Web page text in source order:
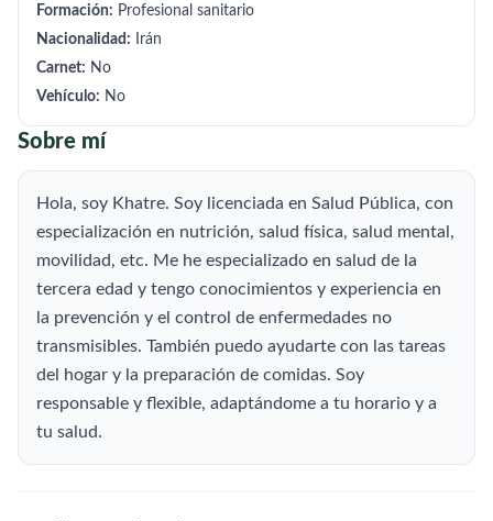
Formación: Profesional sanitario
Nacionalidad: Irán
Carnet: No
Vehículo: No
Sobre mí
Hola, soy Khatre. Soy licenciada en Salud Pública, con
especialización en nutrición, salud física, salud mental,
movilidad, etc. Me he especializado en salud de la
tercera edad y tengo conocimientos y experiencia en
la prevención y el control de enfermedades no
transmisibles. También puedo ayudarte con las tareas
del hogar y la preparación de comidas. Soy
responsable y flexible, adaptándome a tu horario y a
tu salud.